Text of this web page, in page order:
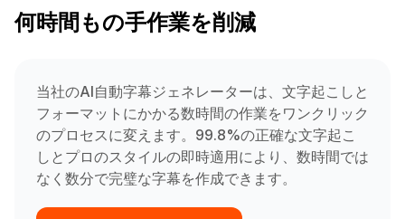
何時間もの手作業を削減
当社のAI自動字幕ジェネレーターは、文字起こしと
フォーマットにかかる数時間の作業をワンクリック
のプロセスに変えます。99.8%の正確な文字起こ
しとプロのスタイルの即時適用により、数時間では
なく数分で完璧な字幕を作成できます。